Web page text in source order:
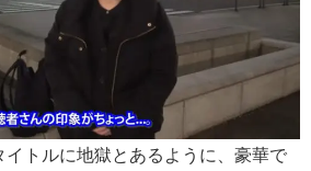
トルに地獄とあるように、豪華で